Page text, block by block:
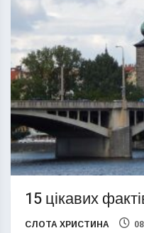
15 цікавих
СЛОТА ХРИСТИНА